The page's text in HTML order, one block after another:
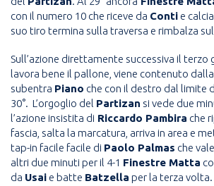
con il numero 10 che riceve da Conti e
suo tiro termina sulla traversa e rimbalza
Sull’azione direttamente successiva il terzo
lavora bene il pallone, viene contenuto
subentra Piano che con il destro dal limite
30°. L’orgoglio del Partizan si vede due
l’azione insistita di Riccardo Pambira che
fascia, salta la marcatura, arriva in area e
tap-in facile facile di Paolo Palmas che
altri due minuti per il 4-1 Finestre Matta
da Usai e batte Batzella per la terza volta.